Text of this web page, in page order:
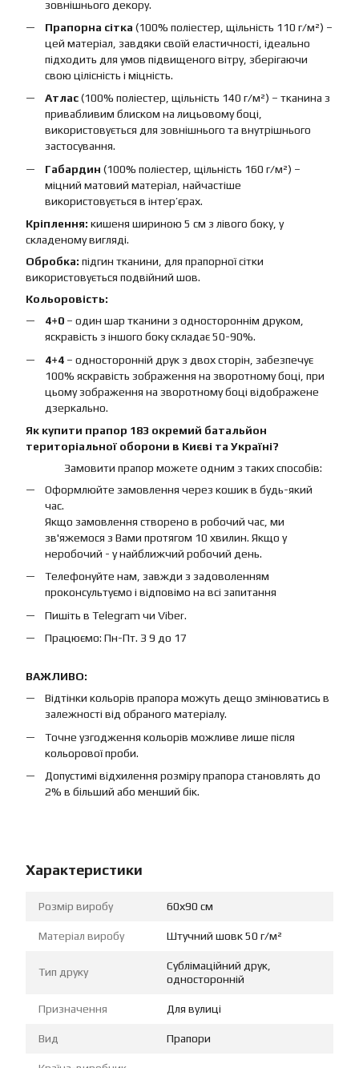
зовнішнього декору.
Прапорна сітка (100% поліестер, щільність 110 г/м²) –
цей матеріал, завдяки своїй еластичності, ідеально
підходить для умов підвищеного вітру, зберігаючи
свою цілісність і міцність.
Атлас(100% поліестер, щільність 140 г/м²) – тканина з
привабливим блиском на лицьовому боці,
використовується для зовнішнього та внутрішнього
застосування.
Габардин (100% поліестер, щільність 160 г/м²) –
міцний матовий матеріал, найчастіше
використовується в інтер’єрах.
Кріплення: кишеня шириною 5 см з лівого боку, у
складеному вигляді.
Обробка: підгин тканини, для прапорної сітки
використовується подвійний шов.
Кольоровість:
4+0 – один шар тканини з одностороннім друком,
яскравість з іншого боку складає 50-90%.
4+4 – односторонній друк з двох сторін, забезпечує
100% яскравість зображення на зворотному боці, при
цьому зображення на зворотному боці відображене
дзеркально.
Як купити прапор 183 окремий батальйон
територіальної оборони в Києві та Україні?
Замовити прапор можете одним з таких способів:
Оформлюйте замовлення через кошик в будь-який
час.
Якщо замовлення створено в робочий час, ми
зв'яжемося з Вами протягом 10 хвилин. Якщо у
неробочий - у найближчий робочий день.
Телефонуйте нам, завжди з задоволенням
проконсультуємо і відповімо на всі запитання
Пишіть в Telegram чи Viber.
Працюємо: Пн-Пт. З 9 до 17
ВАЖЛИВО:
Відтінки кольорів прапора можуть дещо змінюватись в
залежності від обраного матеріалу.
Точне узгодження кольорів можливе лише після
кольорової проби.
Допустимі відхилення розміру прапора становлять до
2% в більший або менший бік.
Характеристики
Розмір виробу 60х90 см
Матеріал виробу Штучний шовк 50 г/м²
Тип друку
Сублімаційний друк,
односторонній
Призначення Для вулиці
Вид Прапори